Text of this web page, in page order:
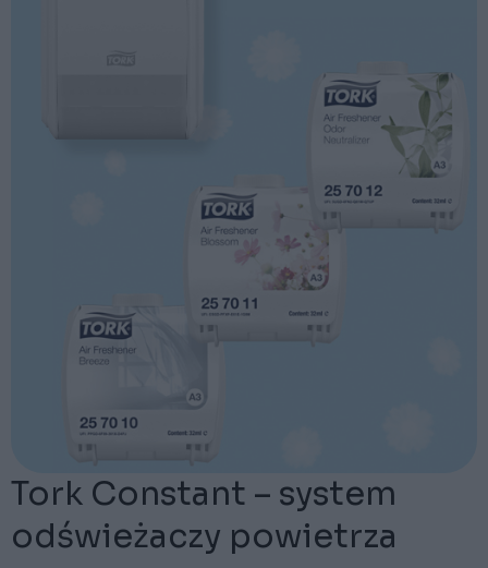
Tork Constant – system
odświeżaczy powietrza